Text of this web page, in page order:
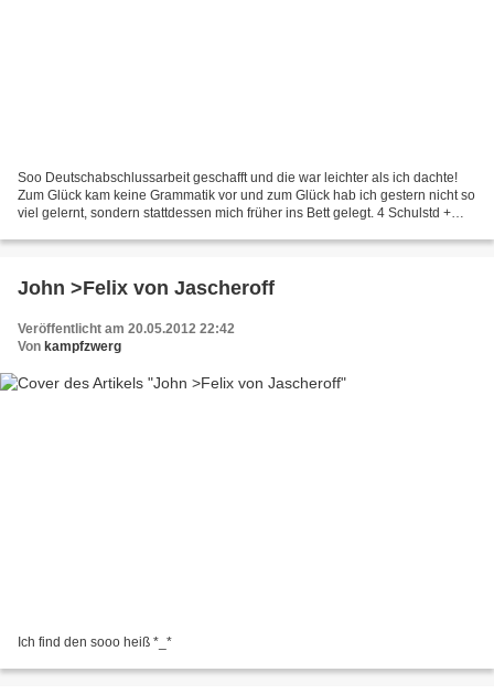
Soo Deutschabschlussarbeit geschafft und die war leichter als ich dachte!
Zum Glück kam keine Grammatik vor und zum Glück hab ich gestern nicht so
viel gelernt, sondern stattdessen mich früher ins Bett gelegt. 4 Schulstd +
John >Felix von Jascheroff
Veröffentlicht am 20.05.2012 22:42
Von kampfzwerg
Ich find den sooo heiß *_*